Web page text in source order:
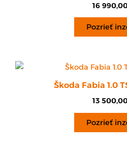
16
Pozrieť
Škoda Fabia 1.0
13
Pozrieť